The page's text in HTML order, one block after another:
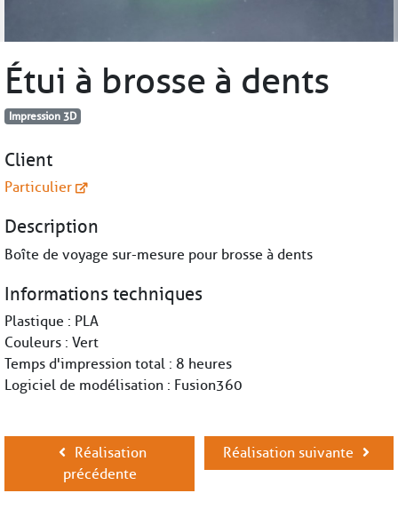
Étui à brosse à dents
Impression 3D
Client
Particulier
Description
Boîte de voyage sur-mesure pour brosse à dents
Informations techniques
Plastique : PLA
Couleurs : Vert
Temps d'impression total : 8 heures
Logiciel de modélisation : Fusion360
Réalisation
précédente
Réalisation suivante